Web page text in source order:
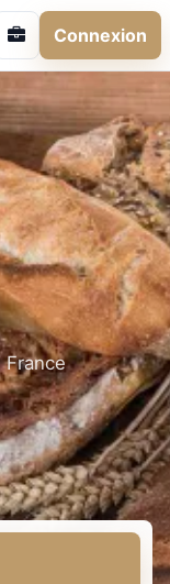
Connexion
France